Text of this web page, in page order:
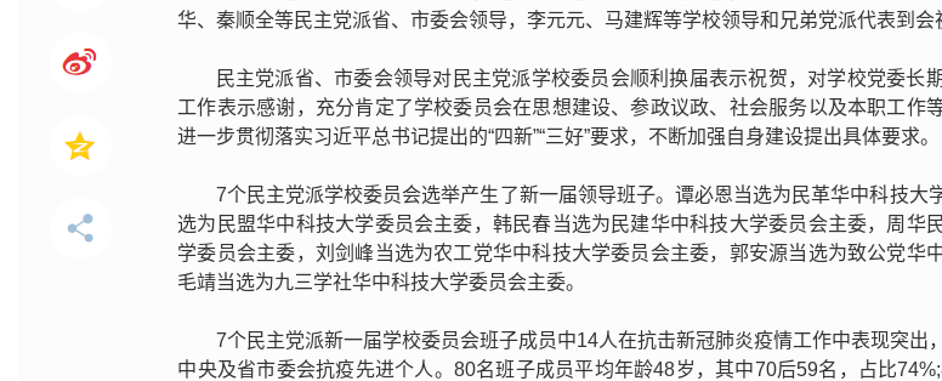
华、秦顺全等民主党派省、市委会领导，李元元、马建辉等学校领导和兄弟党派代表到会
民主党派省、市委会领导对民主党派学校委员会顺利换届表示祝贺，对学校党委长
工作表示感谢，充分肯定了学校委员会在思想建设、参政议政、社会服务以及本职工作
进一步贯彻落实习近平总书记提出的“四新”“三好”要求，不断加强自身建设提出具体要求。
7个民主党派学校委员会选举产生了新一届领导班子。谭必恩当选为民革华中科技大
选为民盟华中科技大学委员会主委，韩民春当选为民建华中科技大学委员会主委，周华
学委员会主委，刘剑峰当选为农工党华中科技大学委员会主委，郭安源当选为致公党华
毛靖当选为九三学社华中科技大学委员会主委。
7个民主党派新一届学校委员会班子成员中14人在抗击新冠肺炎疫情工作中表现突出
中央及省市委会抗疫先进个人。80名班子成员平均年龄48岁，其中70后59名，占比